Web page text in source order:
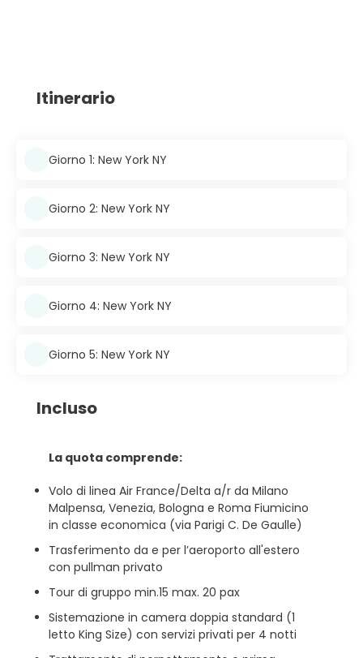
Itinerario
Giorno 1: New York NY
Giorno 2: New York NY
Giorno 3: New York NY
Giorno 4: New York NY
Giorno 5: New York NY
Incluso
La quota comprende:
Volo di linea Air France/Delta a/r da Milano
Malpensa, Venezia, Bologna e Roma Fiumicino
in classe economica (via Parigi C. De Gaulle)
Trasferimento da e per l’aeroporto all'estero
con pullman privato
Tour di gruppo min.15 max. 20 pax
Sistemazione in camera doppia standard (1
letto King Size) con servizi privati per 4 notti